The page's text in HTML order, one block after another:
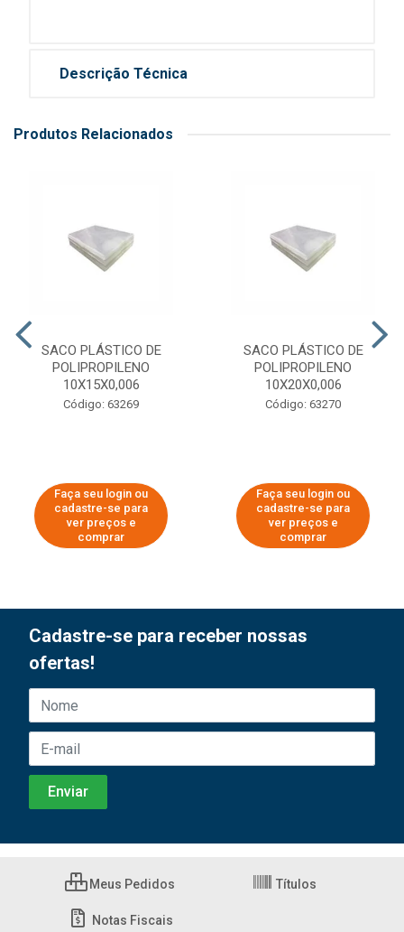
Descrição Técnica
Produtos Relacionados
SACO PLÁSTICO DE
POLIPROPILENO
10X15X0,006
Código: 63269
Faça seu login ou
cadastre-se para
ver preços e
comprar
SACO PLÁSTICO DE
POLIPROPILENO
10X20X0,006
Código: 63270
Faça seu login ou
cadastre-se para
ver preços e
comprar
Cadastre-se para receber nossas
ofertas!
Meus Pedidos Títulos
Notas Fiscais